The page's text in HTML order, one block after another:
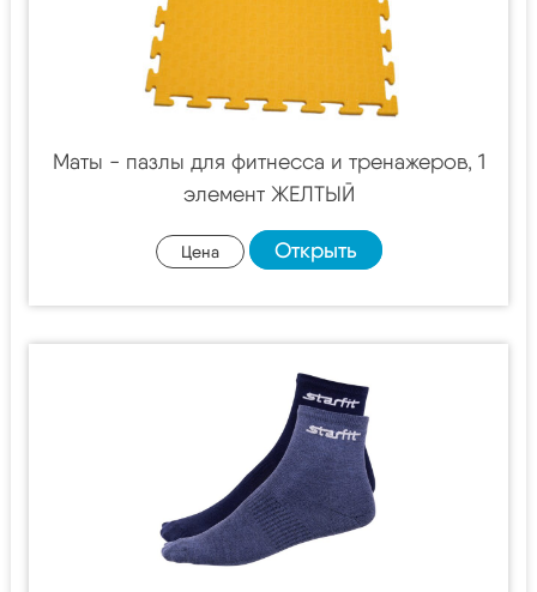
Маты - пазлы для фитнесса и тренажеров, 1
элемент ЖЕЛТЫЙ
Цена Открыть